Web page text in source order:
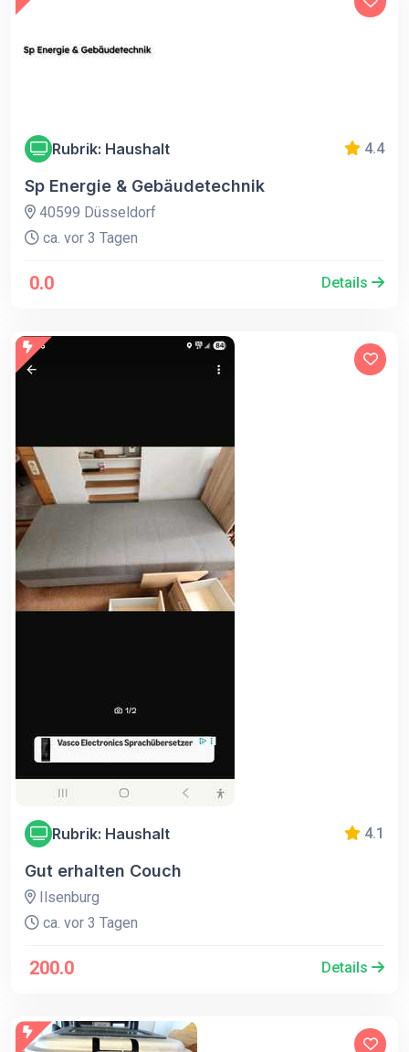
Rubrik: Haushalt 4.4
Sp Energie & Gebäudetechnik
40599 Düsseldorf
ca. vor 3 Tagen
0.0 Details
Rubrik: Haushalt 4.1
Gut erhalten Couch
Ilsenburg
ca. vor 3 Tagen
200.0 Details